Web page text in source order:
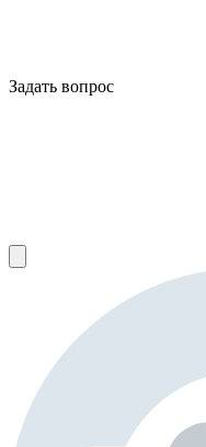
Задать вопрос